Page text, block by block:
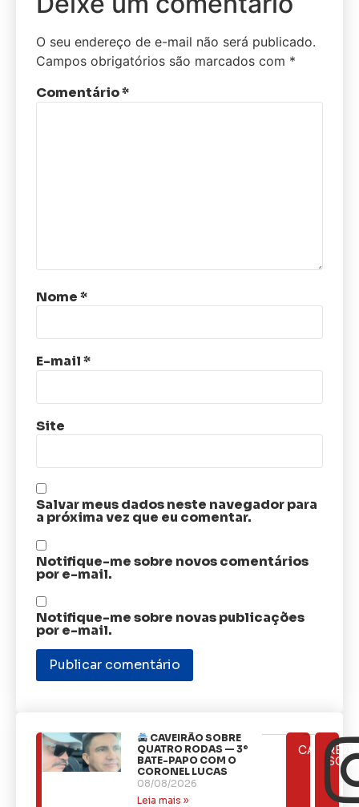
O seu endereço de e-mail não será publicado.
Campos obrigatórios são marcados com *
Comentário*
Nome*
E-mail*
Site
Salvar meus dados neste navegador para
a próxima vez que eu comentar.
Notifique-me sobre novos comentários
por e-mail.
Notifique-me sobre novas publicações
por e-mail.
ÚLTIMAS
NOTÍCIAS
CAVEIRÃO SOBRE
QUATRO RODAS — 3º
BATE-PAPO COM O
CORONEL LUCAS
08/08/2026
Leia mais »